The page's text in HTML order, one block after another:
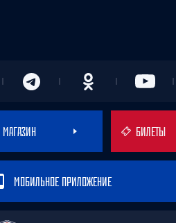
МАГАЗИН БИЛЕТЫ
МОБИЛЬНОЕ ПРИЛОЖЕНИЕ